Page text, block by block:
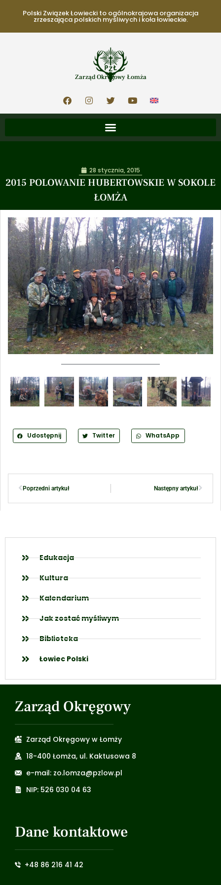
Polski Związek Łowiecki to ogólnokrajowa organizacja
zrzeszająca polskich myśliwych i koła łowieckie.
Zarząd Okręgowy Łomża
2015 POLOWANIE HUBERTOWSKIE W SOKOLE
ŁOMŻA
28 stycznia, 2015
Udostępnij Twitter WhatsApp
Poprzedni artykuł Następny artykuł
Edukacja
Kultura
Kalendarium
Jak zostać myśliwym
Biblioteka
Łowiec Polski
Zarząd Okręgowy
Zarząd Okręgowy w Łomży
18-400 Łomża, ul. Kaktusowa 8
e-mail: zo.lomza@pzlow.pl
NIP: 526 030 04 63
Dane kontaktowe
+48 86 216 41 42